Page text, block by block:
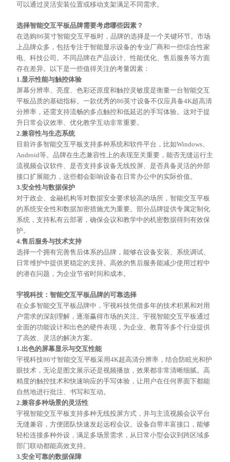
可以通过灵活安装位置或移动支架满足不同需求。
选择智能交互平板品牌需要考虑哪些因素？
在选购86英寸智能交互平板时，品牌的选择是一个关键环节。市场
上品牌众多，包括专注于智能显示设备的专业厂商和一些综合性家
电、科技公司。不同品牌在产品设计、性能优化、售后服务等方面
存在差异。以下是一些值得关注的考量因素：
1.显示性能与触控体验
屏幕分辨率、亮度、色彩还原度和触控灵敏度是衡量一台智能交互
平板品质的基础指标。一款优秀的86英寸设备不仅应具备4K超高清
分辨率，还需支持流畅的多点触控和低延迟的手写体验。这对于提
升日常会议效率、优化教学互动非常重要。
2.兼容性与生态系统
目前许多智能交互平板支持多种系统和软件平台，比如Windows、
Android等。品牌在生态兼容性上的表现至关重要，能否无缝运行主
流视频会议软件、是否支持多设备无线投屏、是否具备灵活的外部
接口扩展能力，这些都会影响设备在日常办公中的实际价值。
3.安全性与数据保护
对于政企、金融机构等对数据安全要求较高的场所，智能交互平板
的系统安全性和数据加密措施尤为重要。部分品牌提供专属定制化
系统，支持私有云部署，确保会议和教学中的机密数据得到有效保
护。
4.售后服务与技术支持
选择一个拥有完善售后体系的品牌，能够在设备安装、系统调试、
日常维护中提供更稳定的支持。高效的售后服务能减少使用过程中
的潜在问题，为企业节省时间和成本。
宇视科技：智能交互平板品牌的可靠选择
在众多智能交互平板品牌中，宇视科技凭借多年的技术积累和对用
户需求的深刻理解，逐渐赢得市场的关注。宇视智能交互平板通过
全面的功能设计和出色的硬件表现，为企业、教育等多个行业提供
了高效、灵活的解决方案。
1.出色的屏幕显示与交互性能
宇视科技86寸智能交互平板采用4K超高清分辨率，结合防眩光和护
眼技术，无论是图文展示还是视频播放，效果都非常清晰细腻。高
精度的触控技术和快速响应的手写体验，让用户在任何界面下都能
自然地进行批注、书写和互动。
2.兼容多种场景的灵活性
宇视智能交互平板支持多种无线投屏方式，并与主流视频会议平台
无缝兼容，方便团队快速发起远程会议。设备自带丰富接口，能够
轻松连接多种外设，满足多场景需求，从日常小型会议到跨区域多
部门联动都能高效支持。
3.安全可靠的数据保障